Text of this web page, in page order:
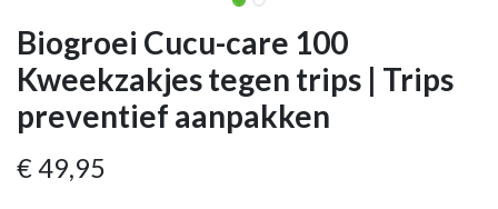
Biogroei Cucu-care 100
Kweekzakjes tegen trips | Trips
preventief aanpakken
€49,95